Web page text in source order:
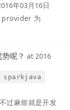
年03月16日
provider 为
呢？ at 2016
sparkjava
过麻烦就是开发